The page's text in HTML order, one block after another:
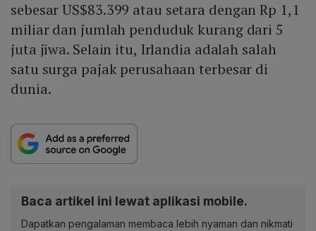
sebesar US$83.399 atau setara dengan Rp 1,1
miliar dan jumlah penduduk kurang dari 5
juta jiwa. Selain itu, Irlandia adalah salah
satu surga pajak perusahaan terbesar di
dunia.
Baca artikel ini lewat aplikasi mobile.
Dapatkan pengalaman membaca lebih nyaman dan nikmati